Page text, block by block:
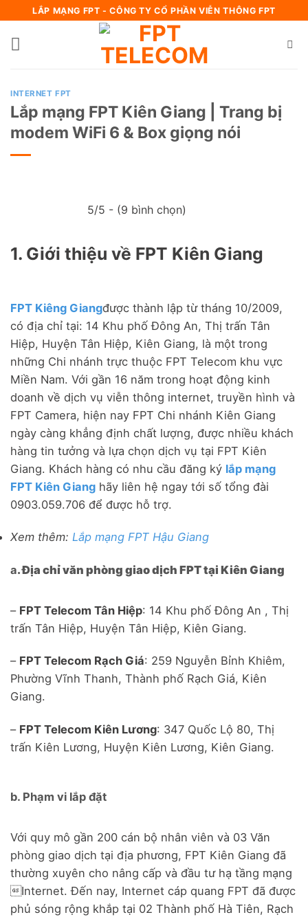
LẮP MẠNG FPT - CÔNG TY CỔ PHẦN VIỄN THÔNG FPT
INTERNET FPT
Lắp mạng FPT Kiên Giang | Trang bị
modem WiFi 6 & Box giọng nói
5/5 - (9 bình chọn)
1. Giới thiệu về FPT Kiên Giang
FPT Kiêng Giangđược thành lập từ tháng 10/2009,
có địa chỉ tại: 14 Khu phố Đông An, Thị trấn Tân
Hiệp, Huyện Tân Hiệp, Kiên Giang, là một trong
những Chi nhánh trực thuộc FPT Telecom khu vực
Miền Nam. Với gần 16 năm trong hoạt động kinh
doanh về dịch vụ viễn thông internet, truyền hình và
FPT Camera, hiện nay FPT Chi nhánh Kiên Giang
ngày càng khẳng định chất lượng, được nhiều khách
hàng tin tưởng và lựa chọn dịch vụ tại FPT Kiên
Giang. Khách hàng có nhu cầu đăng ký lắp mạng
FPT Kiên Giang hãy liên hệ ngay tới số tổng đài
0903.059.706 để được hỗ trợ.
Xem thêm: Lắp mạng FPT Hậu Giang
a. Địa chỉ văn phòng giao dịch FPT tại Kiên Giang
– FPT Telecom Tân Hiệp: 14 Khu phố Đông An , Thị
trấn Tân Hiệp, Huyện Tân Hiệp, Kiên Giang.
– FPT Telecom Rạch Giá: 259 Nguyễn Bỉnh Khiêm,
Phường Vĩnh Thanh, Thành phố Rạch Giá, Kiên
Giang.
– FPT Telecom Kiên Lương: 347 Quốc Lộ 80, Thị
trấn Kiên Lương, Huyện Kiên Lương, Kiên Giang.
b. Phạm vi lắp đặt
Với quy mô gần 200 cán bộ nhân viên và 03 Văn
phòng giao dịch tại địa phương, FPT Kiên Giang đã
thường xuyên cho nâng cấp và đầu tư hạ tầng mạng
Internet. Đến nay, Internet cáp quang FPT đã được
phủ sóng rộng khắp tại 02 Thành phố Hà Tiên, Rạch